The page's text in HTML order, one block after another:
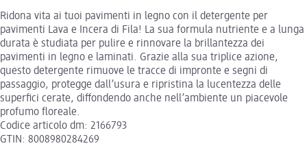
Ridona vita ai tuoi pavimenti in legno con il detergente per
pavimenti Lava e Incera di Fila! La sua formula nutriente e a lunga
durata è studiata per pulire e rinnovare la brillantezza dei
pavimenti in legno e laminati. Grazie alla sua triplice azione,
questo detergente rimuove le tracce di impronte e segni di
passaggio, protegge dall’usura e ripristina la lucentezza delle
superfici cerate, diffondendo anche nell’ambiente un piacevole
profumo floreale.
Codice articolo dm: 2166793
GTIN: 8008980284269